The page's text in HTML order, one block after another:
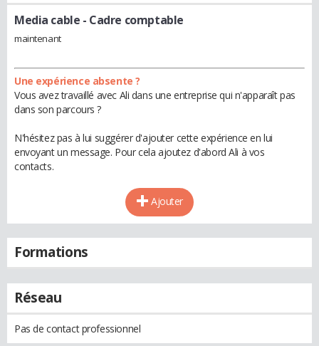
Media cable - Cadre comptable
maintenant
Une expérience absente ?
Vous avez travaillé avec Ali dans une entreprise qui n'apparaît pas
dans son parcours ?
N'hésitez pas à lui suggérer d'ajouter cette expérience en lui
envoyant un message. Pour cela ajoutez d'abord Ali à vos
contacts.
Ajouter
Formations
Réseau
Pas de contact professionnel